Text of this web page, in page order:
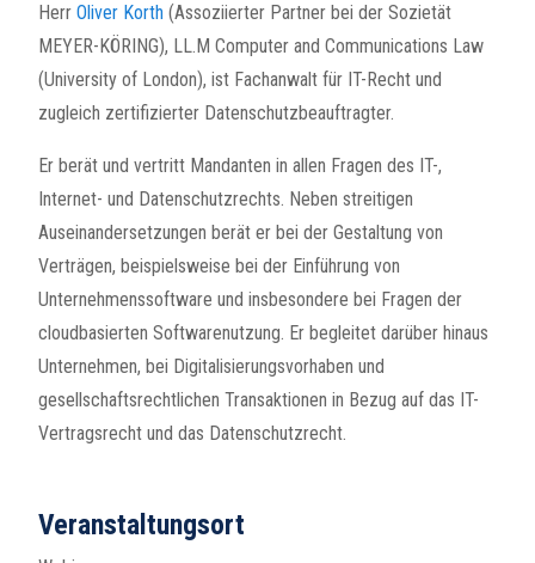
Herr Oliver Korth (Assoziierter Partner bei der Sozietät
MEYER-KÖRING), LL.M Computer and Communications Law
(University of London), ist Fachanwalt für IT-Recht und
zugleich zertifizierter Datenschutzbeauftragter.
Er berät und vertritt Mandanten in allen Fragen des IT-,
Internet- und Datenschutzrechts. Neben streitigen
Auseinandersetzungen berät er bei der Gestaltung von
Verträgen, beispielsweise bei der Einführung von
Unternehmenssoftware und insbesondere bei Fragen der
cloudbasierten Softwarenutzung. Er begleitet darüber hinaus
Unternehmen, bei Digitalisierungsvorhaben und
gesellschaftsrechtlichen Transaktionen in Bezug auf das IT-
Vertragsrecht und das Datenschutzrecht.
Veranstaltungsort